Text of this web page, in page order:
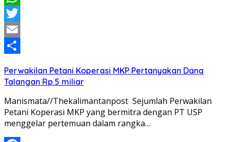
WhatsApp
Twitter
Email
Perwakilan Petani Koperasi MKP Pertanyakan Dana
Talangan Rp.5 miliar
Manismata//Thekalimantanpost Sejumlah Perwakilan
Petani Koperasi MKP yang bermitra dengan PT USP
menggelar pertemuan dalam rangka…